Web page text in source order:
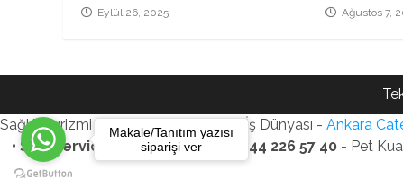
Eylül 26, 2025 Ağustos 7,
Sağlık Turizmi Reklam Ajansı - Gezi - İş Dünyası - Ankara
• SEO Services • WhatsApp: +90 544 226 57 40 - Pet
Makale/Tanıtım yazısı
siparişi ver